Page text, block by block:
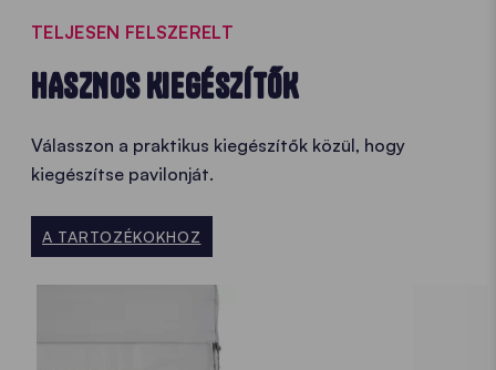
TELJESEN FELSZERELT
HASZNOS KIEGÉSZÍTŐK
Válasszon a praktikus kiegészítők közül, hogy
kiegészítse pavilonját.
A TARTOZÉKOKHOZ